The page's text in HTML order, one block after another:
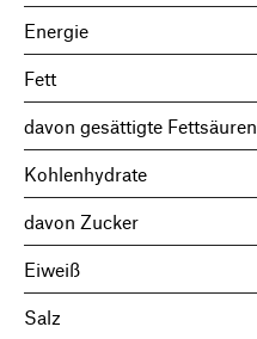
Energie
Fett
davon gesättigte Fettsäuren
Kohlenhydrate
davon Zucker
Eiweiß
Salz